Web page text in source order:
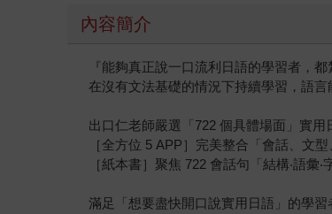
內容簡介
『能夠真正說一口流利日語的學習者，都
在沒有文法基礎的情況下持續學習，語
出口仁老師嚴選「722 個具體場面」實用
［全方位 5 APP］完美整合「會話、文
［紙本書］聚焦 722 會話句「結構‧語彙‧
滿足「想要盡快開口說實用日語」的學習